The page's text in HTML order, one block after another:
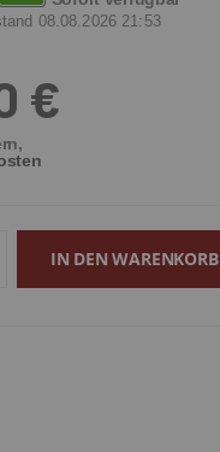
08.08.2026 21:53
€
,
IN DEN WARENKORB